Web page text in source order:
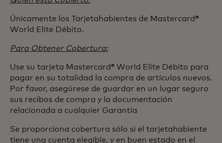
Únicamente los Tarjetahabientes de Mastercard®
World Elite Débito.
Para Obtener Cobertura:
Use su tarjeta Mastercard® World Elite Débito para
pagar en su totalidad la compra de artículos nuevos.
Por favor, asegúrese de guardar en un lugar seguro
sus recibos de compra y la documentación
relacionada a cualquier Garantía
Se proporciona cobertura sólo si el tarjetahabiente
tiene una cuenta elegible, y en buen estado en el